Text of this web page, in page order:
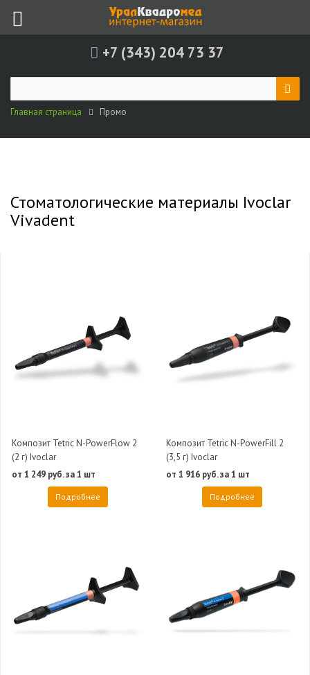
+7 (343) 204 73 37
Главная страница Промо
Стоматологические материалы Ivoclar
Vivadent
Композит Tetric N-PowerFlow 2
(2 г) Ivoclar
от 1 249 руб. за 1 шт
Подробнее
Композит Tetric N-PowerFill 2
(3,5 г) Ivoclar
от 1 916 руб. за 1 шт
Подробнее